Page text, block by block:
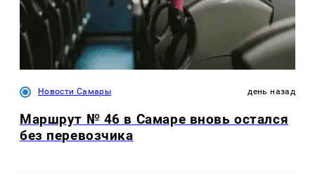
Новости Самары день назад
Маршрут № 46 в Самаре вновь остался
без перевозчика